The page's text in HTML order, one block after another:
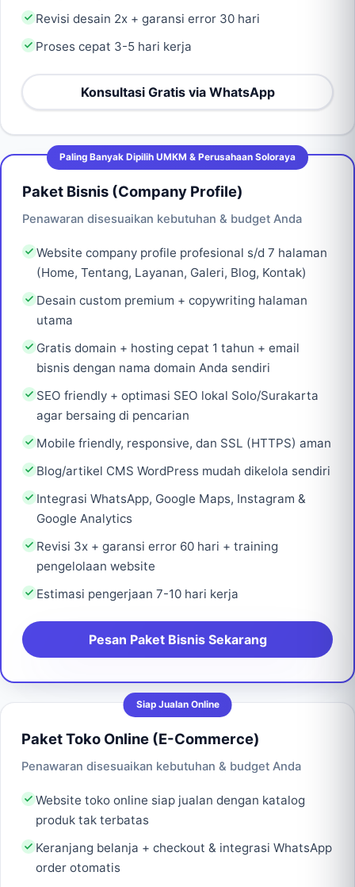
Revisi desain 2x + garansi error 30 hari
Proses cepat 3-5 hari kerja
Konsultasi Gratis via WhatsApp
Paling Banyak Dipilih UMKM & Perusahaan Soloraya
Paket Bisnis (Company Profile)
Penawaran disesuaikan kebutuhan & budget Anda
Website company profile profesional s/d 7 halaman
(Home, Tentang, Layanan, Galeri, Blog, Kontak)
Desain custom premium + copywriting halaman
utama
Gratis domain + hosting cepat 1 tahun + email
bisnis dengan nama domain Anda sendiri
SEO friendly + optimasi SEO lokal Solo/Surakarta
agar bersaing di pencarian
Mobile friendly, responsive, dan SSL (HTTPS) aman
Blog/artikel CMS WordPress mudah dikelola sendiri
Integrasi WhatsApp, Google Maps, Instagram &
Google Analytics
Revisi 3x + garansi error 60 hari + training
pengelolaan website
Estimasi pengerjaan 7-10 hari kerja
Pesan Paket Bisnis Sekarang
Siap Jualan Online
Paket Toko Online (E-Commerce)
Penawaran disesuaikan kebutuhan & budget Anda
Website toko online siap jualan dengan katalog
produk tak terbatas
Keranjang belanja + checkout & integrasi WhatsApp
order otomatis